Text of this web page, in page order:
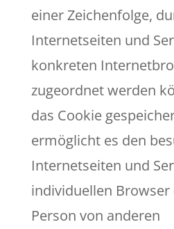
einer Zeichenfolge,
Internetseiten und
konkreten
zugeordnet werden
das Cookie
ermöglicht es den
Internetseiten und
individuellen
Person von anderen